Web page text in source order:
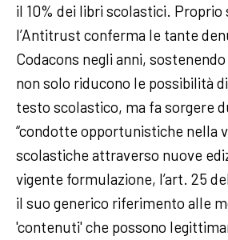
il 10% dei libri scolastici.
l’Antitrust conferma le tante
Codacons negli anni,
non solo riducono le possibilità
testo scolastico, ma fa sorgere
“condotte opportunistiche nella
scolastiche attraverso nuove
vigente formulazione, l’art. 25
il suo generico riferimento alle
'contenuti' che possono